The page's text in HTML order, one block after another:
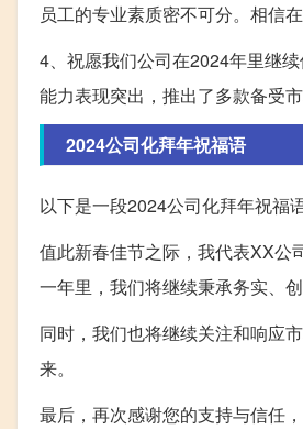
员工的专业素质密不可分。相信
4、祝愿我们公司在2024年里继
能力表现突出，推出了多款备受
2024公司化拜年祝福语
以下是一段2024公司化拜年祝福
值此新春佳节之际，我代表XX公
一年里，我们将继续秉承务实、
同时，我们也将继续关注和响应
来。
最后，再次感谢您的支持与信任